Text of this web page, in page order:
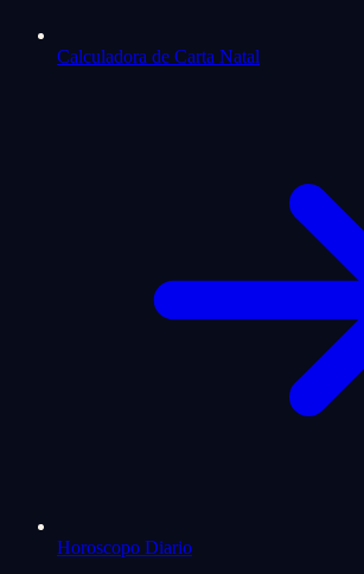
Calculadora de Carta Natal
Horoscopo Diario